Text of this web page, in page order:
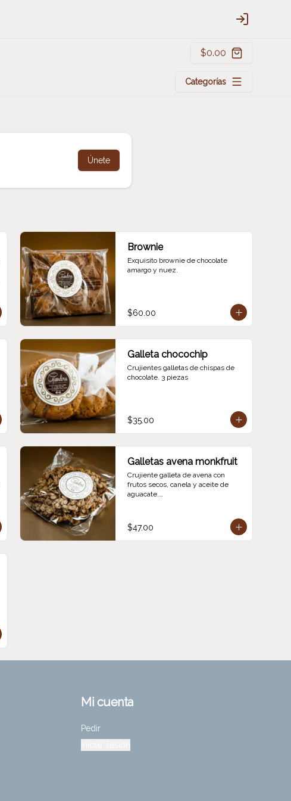
Login
$0.00
Categorías
Únete
Brownie
Exquisito brownie de chocolate
amargo y nuez.
$60.00
Galleta chocochip
Crujientes galletas de chispas de
chocolate. 3 piezas
$35.00
Galletas avena monkfruit
Crujiente galleta de avena con
frutos secos, canela y aceite de
aguacate.
$47.00
Mi cuenta
Pedir